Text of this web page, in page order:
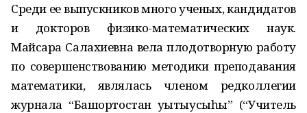
Среди ее выпускников много ученых, кандидатов
и докторов физико-математических наук.
Майсара Салахиевна вела плодотворную работу
по совершенствованию методики преподавания
математики, являлась членом редколлегии
журнала “Башҡортостан уҡытыусыһы” (“Учитель